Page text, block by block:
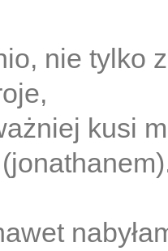
nie tylko
kusi